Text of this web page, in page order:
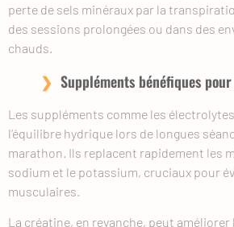
perte de sels minéraux par la
des sessions prolongées ou dans des
chauds.
Suppléments bénéfiques
Les suppléments comme les
l’équilibre hydrique lors de longues
marathon. Ils replacent rapidement les
sodium et le potassium, cruciaux pour
musculaires.
La créatine, en revanche, peut améliorer